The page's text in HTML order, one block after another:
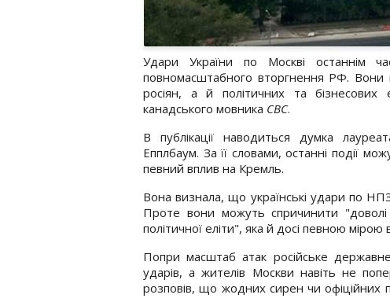
Удари України по Москві останнім
повномасштабного вторгнення РФ. Вони
росіян, а й політичних та
канадського мовника CBC.
В публікації наводиться думка
Епплбаум. За її словами, останні події
певний вплив на Кремль.
Вона визнала, що українські удари по
Проте вони можуть спричинити "доволі
політичної еліти", яка й досі певною
Попри масштаб атак російське
ударів, а жителів Москви навіть не
розповів, що жодних сирен чи офіційних